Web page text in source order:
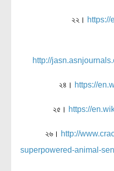
২২।
http://
২৪। https://
২৫। https://
২৬। http://
superpowered-animal-